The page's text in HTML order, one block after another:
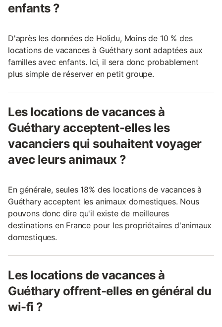
enfants ?
D'après les données de Holidu, Moins de 10 % des
locations de vacances à Guéthary sont adaptées aux
familles avec enfants. Ici, il sera donc probablement
plus simple de réserver en petit groupe.
Les locations de vacances à
Guéthary acceptent-elles les
vacanciers qui souhaitent voyager
avec leurs animaux ?
En générale, seules 18% des locations de vacances à
Guéthary acceptent les animaux domestiques. Nous
pouvons donc dire qu'il existe de meilleures
destinations en France pour les propriétaires d'animaux
domestiques.
Les locations de vacances à
Guéthary offrent-elles en général du
wi-fi ?